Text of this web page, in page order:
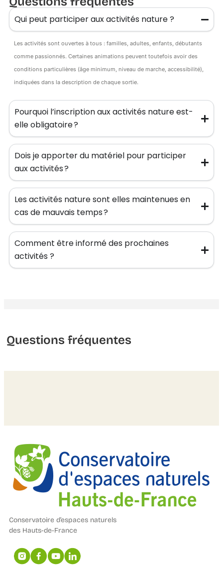
Qui peut participer aux activités nature ?
Les activités sont ouvertes à tous : familles, adultes, enfants, débutants
comme passionnés. Certaines animations peuvent toutefois avoir des
conditions particulières (âge minimum, niveau de marche, accessibilité),
indiquées dans la description de chaque sortie.
Pourquoi l’inscription aux activités nature est-
elle obligatoire ?
Dois je apporter du matériel pour participer
aux activités ?
Les activités nature sont elles maintenues en
cas de mauvais temps ?
Comment être informé des prochaines
activités ?
Questions fréquentes
Conservatoire d’espaces naturels
des Hauts-de-France